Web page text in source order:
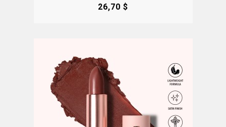
Precio
26,70 $